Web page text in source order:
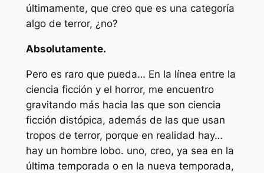
últimamente, que creo que es una categoría
algo de terror, ¿no?
Absolutamente.
Pero es raro que pueda… En la línea entre la
ciencia ficción y el horror, me encuentro
gravitando más hacia las que son ciencia
ficción distópica, además de las que usan
tropos de terror, porque en realidad hay…
hay un hombre lobo. uno, creo, ya sea en la
última temporada o en la nueva temporada,